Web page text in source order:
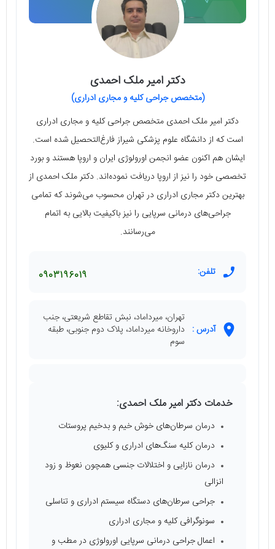
دکتر امیر ملک احمدی
(متخصص جراحی کلیه و مجاری ادراری)
دکتر امیر ملک احمدی متخصص جراحی کلیه و مجاری ادراری
است که از دانشگاه علوم پزشکی شیراز فارغ‌التحصیل شده است.
ایشان هم اکنون عضو انجمن اورولوژی ایران و اروپا هستند و بورد
تخصصی خود را نیز از اروپا دریافت نموده‌اند. دکتر ملک احمدی از
بهترین دکتر مجاری ادراری در تهران محسوب می‌شوند که تمامی
جراحی‌های درمانی سرپایی را نیز باکیفیت بالایی به اتمام
می‌رسانند.
تلفن: 0903196019
آدرس :
تهران، میرداماد، نبش تقاطع شریعتی، جنب
داروخانه میرداماد، پلاک دوم جنوبی، طبقه
سوم
خدمات دکتر امیر ملک احمدی:
درمان سرطان‌های خوش خیم و بدخیم پروستات
درمان کلیه سنگ‌های ادراری و کلیوی
درمان نازایی و اختلالات جنسی همچون نعوظ و زود
انزالی
جراحی سرطان‌های دستگاه سیستم ادراری و تناسلی
سونوگرافی کلیه و مجاری ادراری
اعمال جراحی درمانی سرپایی اورولوژی در مطب و